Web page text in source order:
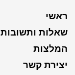
ראשי
שאלות ותשובות
המלצות
יצירת קשר